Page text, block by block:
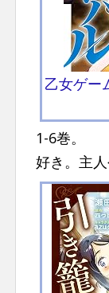
乙女ゲー
1-6巻。
好き。主人